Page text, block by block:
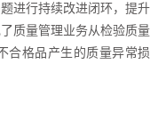
进行持续改进闭环，提升
质量管理业务从检验质量
合格品产生的质量异常损